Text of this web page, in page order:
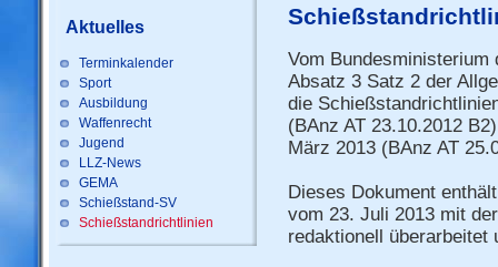
Aktuelles
Terminkalender
Sport
Ausbildung
Waffenrecht
Jugend
LLZ-News
GEMA
Schießstand-SV
Schießstandrichtlinien
Vom Bundesministerium
Absatz 3 Satz 2 der
die
(BAnz AT 23.10.2012
März 2013 (BAnz AT
Dieses Dokument
vom 23. Juli 2013 mit
redaktionell überarbeitet